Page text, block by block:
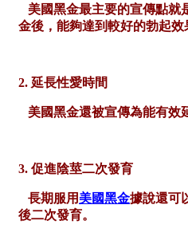
美國黑金最主要的宣傳點就
金後，能夠達到較好的勃起效
2. 延長性愛時間
美國黑金還被宣傳為能有效
3. 促進陰莖二次發育
長期服用 美國黑金據說還可
後二次發育。